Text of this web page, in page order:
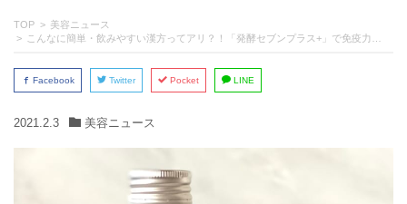
TOP
美容ニュース
こんなに簡単・飲みやすい漢方ってアリ？！「発酵セブンプラス+」で免疫力を高める
Facebook Twitter Pocket LINE
2021.2.3 美容ニュース